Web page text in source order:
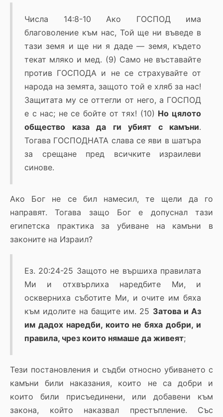
Числа 14:8-10 Ако ГОСПОД има
благоволение към нас, Той ще ни въведе в
тази земя и ще ни я даде — земя, където
текат мляко и мед. (9) Само не въставайте
против ГОСПОДА и не се страхувайте от
народа на земята, защото той е хляб за нас!
Защитата му се оттегли от него, а ГОСПОД
е с нас; не се бойте от тях! (10) Но цялото
общество каза да ги убият с камъни.
Тогава ГОСПОДНАТА слава се яви в шатъра
за срещане пред всичките израилеви
синове.
Ако Бог не се бил намесил, те щели да го
направят. Тогава защо Бог е допуснал тази
египетска практика за убиване на камъни в
законите на Израил?
Ез. 20:24-25 Защото не вършиха правилата
Ми и отхвърлиха наредбите Ми, и
оскверниха съботите Ми, и очите им бяха
към идолите на бащите им. 25 Затова и Аз
им дадох наредби, които не бяха добри, и
правила, чрез които нямаше да живеят;
Тези постановления и съдби относно убиването с
камъни били наказания, които не са добри и
които били присъединени, или добавени към
закона, който наказвал престъпление. Със